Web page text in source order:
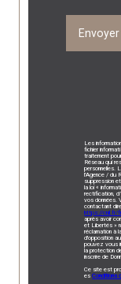
Envoyer
Les
fichier
traitement
Réseau qui
personnelles.
l'Agence / du
suppression
la loi «
rectification,
vos données.
contactant
https://cnil.fr/fr
après avoir
et Libertés »
réclamation à
d'opposition
pouvez vous
la protection
inscrire de
Ce site est
esConditions